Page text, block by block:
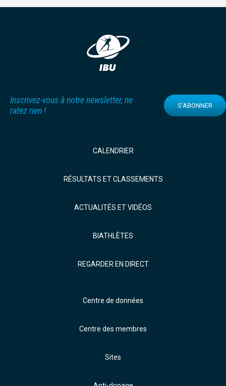
Inscrivez-vous à notre newsletter, ne
ratez rien !
S'ABONNER
CALENDRIER
RÉSULTATS ET CLASSEMENTS
ACTUALITÉS ET VIDÉOS
BIATHLÈTES
REGARDER EN DIRECT
Centre de données
Centre des membres
Sites